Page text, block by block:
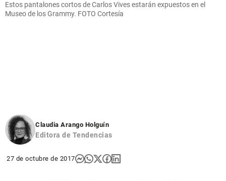
Estos pantalones cortos de Carlos Vives estarán expuestos en el
Museo de los Grammy. FOTO Cortesía
Claudia Arango Holguín
Editora de Tendencias
27 de octubre de 2017